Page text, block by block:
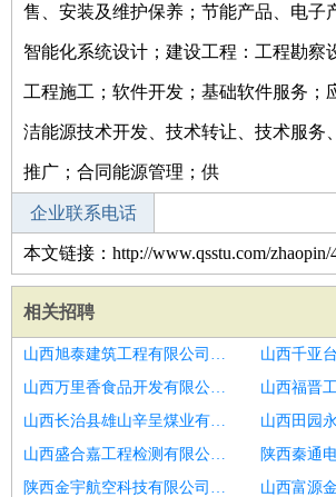
售、安装及维护保养；节能产品、电子
智能化系统设计；建设工程：工程勘察
工程施工；软件开发；基础软件服务；
洁能源技术开发、技术转让、技术服务
推广；合同能源管理；供
企业联系电话
本文链接：http://www.qsstu.com/zhaopin/
相关招聘
山西旭泰建筑工程有限公司招聘机房空调大客户经理
山西万里香食品开发有限公司招聘客户经理
山西长治县雄山辛呈煤业有限公司招聘政务云客户经理
山西盛合嘉工程检测有限公司招聘工业互联网客户经理
陕西金宇航空科技有限公司招聘客户经理